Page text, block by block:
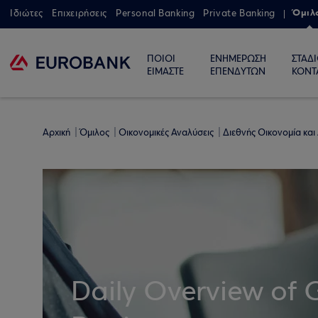
Ιδιώτες Επιχειρήσεις Personal Banking Private Banking
ΠΟΙΟΙ
ΕΙΜΑΣΤΕ
ΕΝΗΜΕΡΩΣΗ
ΕΠΕΝΔΥΤΩΝ
Αρχική Όμιλος Οικονομικές Αναλύσεις Διεθνής Οικονομία
Daily Overview of